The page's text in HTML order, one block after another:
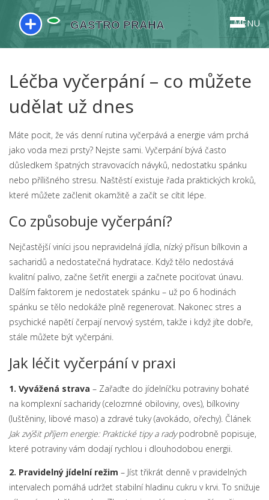
MENU
Léčba vyčerpání – co můžete
udělat už dnes
Máte pocit, že vás denní rutina vyčerpává a energie vám prchá
jako voda mezi prsty? Nejste sami. Vyčerpání bývá často
důsledkem špatných stravovacích návyků, nedostatku spánku
nebo přílišného stresu. Naštěstí existuje řada praktických kroků,
které můžete začlenit okamžitě a začít se cítit lépe.
Co způsobuje vyčerpání?
Nejčastější viníci jsou nepravidelná jídla, nízký přísun bílkovin a
sacharidů a nedostatečná hydratace. Když tělo nedostává
kvalitní palivo, začne šetřit energii a začnete pociťovat únavu.
Dalším faktorem je nedostatek spánku – už po 6 hodinách
spánku se tělo nedokáže plně regenerovat. Nakonec stres a
psychické napětí čerpají nervový systém, takže i když jíte dobře,
stále můžete být vyčerpáni.
Jak léčit vyčerpání v praxi
1. Vyvážená strava – Zařaďte do jídelníčku potraviny bohaté
na komplexní sacharidy (celozrnné obiloviny, oves), bílkoviny
(luštěniny, libové maso) a zdravé tuky (avokádo, ořechy). Článek
Jak zvýšit příjem energie: Praktické tipy a radypodrobně popisuje,
které potraviny vám dodají rychlou i dlouhodobou energii.
2. Pravidelný jídelní režim – Jíst třikrát denně v pravidelných
intervalech pomáhá udržet stabilní hladinu cukru v krvi. To snižuje